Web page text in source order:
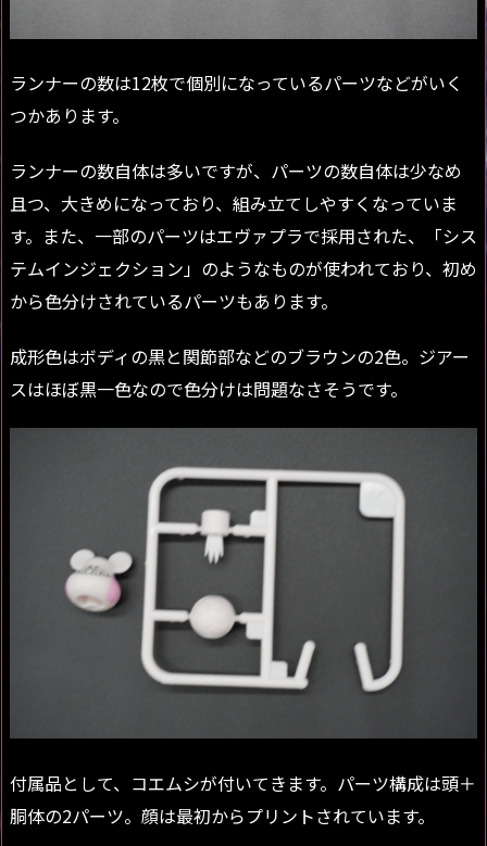
ランナーの数は12枚で個別になっているパーツなどがいく
つかあります。
ランナーの数自体は多いですが、パーツの数自体は少なめ
且つ、大きめになっており、組み立てしやすくなっていま
す。また、一部のパーツはエヴァプラで採用された、「シス
テムインジェクション」のようなものが使われており、初め
から色分けされているパーツもあります。
成形色はボディの黒と関節部などのブラウンの2色。ジアー
スはほぼ黒一色なので色分けは問題なさそうです。
付属品として、コエムシが付いてきます。パーツ構成は頭＋
胴体の2パーツ。顔は最初からプリントされています。